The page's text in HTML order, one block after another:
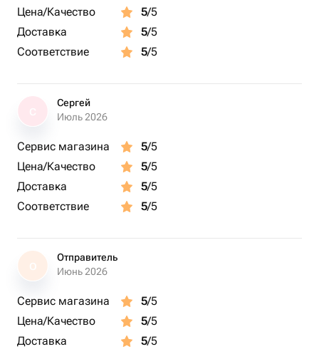
Цена/Качество
5/5
Доставка
5/5
Соответствие
5/5
Сергей
Июль 2026
Сервис магазина 5/5
Цена/Качество
5/5
Доставка
5/5
Соответствие
5/5
О
Отправитель
Июнь 2026
Сервис магазина 5/5
Цена/Качество
5/5
Доставка
5/5